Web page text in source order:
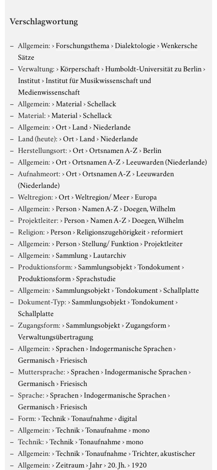
Verschlagwortung
Allgemein:›Forschungsthema›Dialektologie›Wenkersche
Sätze
Verwaltung:›Körperschaft›Humboldt-Universität zu Berlin›
Institut›Institut für Musikwissenschaft und
Medienwissenschaft
Allgemein:›Material›Schellack
Material:›Material›Schellack
Allgemein:›Ort›Land›Niederlande
Land (heute):›Ort›Land›Niederlande
Herstellungsort:›Ort›Ortsnamen A-Z›Berlin
Allgemein:›Ort›Ortsnamen A-Z›Leeuwarden (Niederlande)
Aufnahmeort:›Ort›Ortsnamen A-Z›Leeuwarden
(Niederlande)
Weltregion:›Ort›Weltregion/ Meer›Europa
Allgemein:›Person›Namen A-Z›Doegen, Wilhelm
Projektleiter:›Person›Namen A-Z›Doegen, Wilhelm
Religion:›Person›Religionszugehörigkeit›reformiert
Allgemein:›Person›Stellung/ Funktion›Projektleiter
Allgemein:›Sammlung›Lautarchiv
Produktionsform:›Sammlungsobjekt›Tondokument›
Produktionsform›Sprachstudie
Allgemein:›Sammlungsobjekt›Tondokument›Schallplatte
Dokument-Typ:›Sammlungsobjekt›Tondokument›
Schallplatte
Zugangsform:›Sammlungsobjekt›Zugangsform›
Verwaltungsübertragung
Allgemein:›Sprachen›Indogermanische Sprachen›
Germanisch›Friesisch
Muttersprache:›Sprachen›Indogermanische Sprachen›
Germanisch›Friesisch
Sprache:›Sprachen›Indogermanische Sprachen›
Germanisch›Friesisch
Form:›Technik›Tonaufnahme›digital
Allgemein:›Technik›Tonaufnahme›mono
Technik:›Technik›Tonaufnahme›mono
Allgemein:›Technik›Tonaufnahme›Trichter, akustischer
Allgemein:›Zeitraum›Jahr›20. Jh.› 1920